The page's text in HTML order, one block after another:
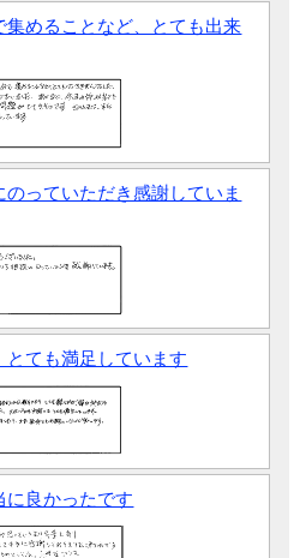
集めることなど、とても出来
っていただき感謝していま
とても満足しています
に良かったです